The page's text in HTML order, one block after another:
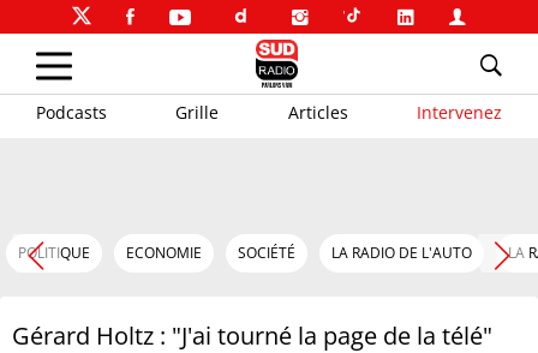
Podcasts Grille Articles Intervenez
POLITIQUE ECONOMIE SOCIÉTÉ LA RADIO DE L'AUTO LA
Gérard Holtz : "J'ai tourné la page de la télé"